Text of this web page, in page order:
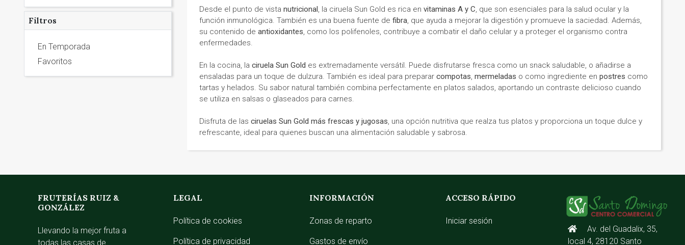
Filtros
En Temporada
Favoritos
Desde el punto de vista nutricional, la ciruela Sun Gold es rica en vitaminas A y C, que son esenciales para la salud ocular y la
función inmunológica. También es una buena fuente de fibra, que ayuda a mejorar la digestión y promueve la saciedad. Además,
su contenido de antioxidantes, como los polifenoles, contribuye a combatir el daño celular y a proteger el organismo contra
enfermedades.
En la cocina, la ciruela Sun Gold es extremadamente versátil. Puede disfrutarse fresca como un snack saludable, o añadirse a
ensaladas para un toque de dulzura. También es ideal para preparar compotas, mermeladas o como ingrediente en postres como
tartas y helados. Su sabor natural también combina perfectamente en platos salados, aportando un contraste delicioso cuando
se utiliza en salsas o glaseados para carnes.
Disfruta de las ciruelas Sun Gold más frescas y jugosas, una opción nutritiva que realza tus platos y proporciona un toque dulce y
refrescante, ideal para quienes buscan una alimentación saludable y sabrosa.
FRUTERÍAS RUIZ &
GONZÁLEZ
Llevando la mejor fruta a
todas las casas de
LEGAL
Política de cookies
Política de privacidad
INFORMACIÓN
Zonas de reparto
Gastos de envío
ACCESO RÁPIDO
Iniciar sesión
Av. del Guadalix, 35,
local 4, 28120 Santo